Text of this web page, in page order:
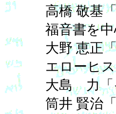
高橋 敬基
福音書を
大野 恵正
エローヒ
大島 力「
筒井 賢治